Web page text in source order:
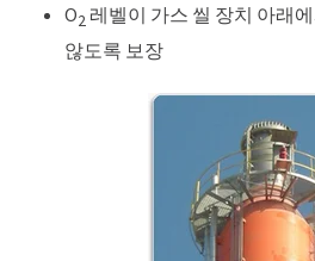
O2 레벨이 가스 씰 장치 아래
않도록 보장